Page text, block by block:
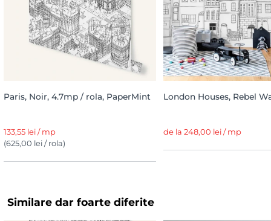
Paris, Noir, 4.7mp / rola, PaperMint
133,55 lei / mp
(625,00 lei / rola)
London Houses, Rebel
de la 248,00 lei / mp
Similare dar foarte diferite